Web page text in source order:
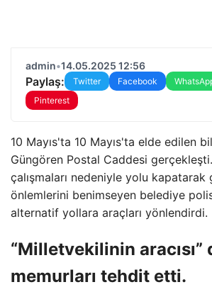
admin•14.05.2025 12:56
Paylaş: Twitter Facebook
Pinterest
10 Mayıs'ta 10 Mayıs'ta elde edilen
Güngören Postal Caddesi
çalışmaları nedeniyle yolu kapatarak
önlemlerini benimseyen belediye
alternatif yollara araçları yönlendirdi.
“Milletvekilinin aracısı”
memurları tehdit etti.